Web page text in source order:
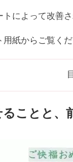
によって改善
紙からご覧くだ
ことと、